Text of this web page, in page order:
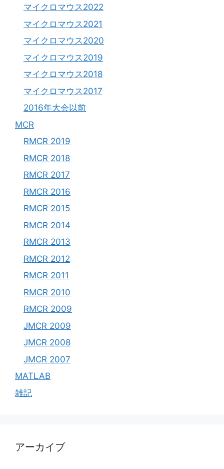
マイクロマウス2022
マイクロマウス2021
マイクロマウス2020
マイクロマウス2019
マイクロマウス2018
マイクロマウス2017
2016年大会以前
MCR
RMCR 2019
RMCR 2018
RMCR 2017
RMCR 2016
RMCR 2015
RMCR 2014
RMCR 2013
RMCR 2012
RMCR 2011
RMCR 2010
RMCR 2009
JMCR 2009
JMCR 2008
JMCR 2007
MATLAB
雑記
アーカイブ